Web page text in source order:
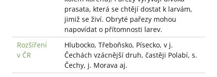
prasata, která se chtějí dostat k larvám,
jimiž se živí. Obryté pařezy mohou
napovídat o přítomnosti larev.
Rozšíření
v ČR
Hlubocko, Třeboňsko, Písecko, v j.
Čechách vzácnější druh, častěji Polabí, s.
Čechy, j. Morava aj.